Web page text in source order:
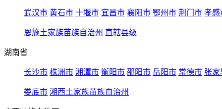
武汉市 黄石市 十堰市 宜昌市 襄阳市 鄂州市 荆门市 孝感
恩施土家族苗族自治州 直辖县级
湖南省
长沙市 株洲市 湘潭市 衡阳市 邵阳市 岳阳市 常德市 张家
娄底市 湘西土家族苗族自治州